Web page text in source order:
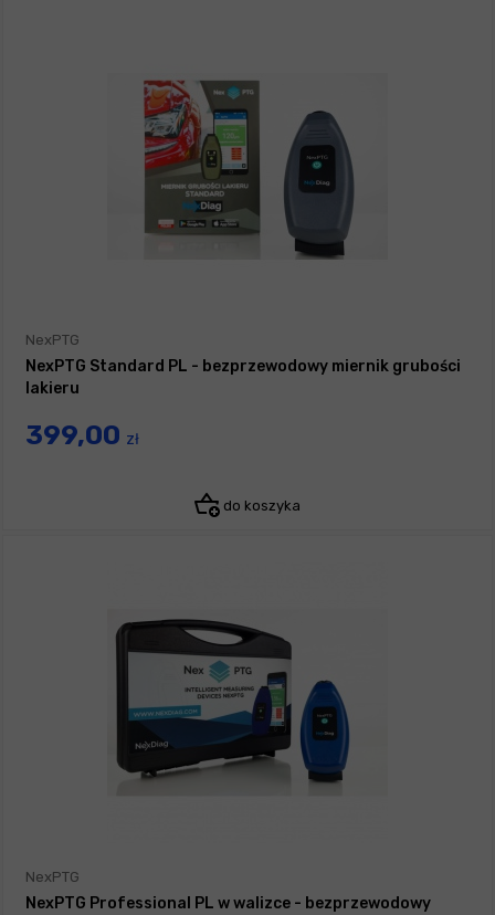
NexPTG
NexPTG Standard PL - bezprzewodowy miernik grubości
lakieru
399,00 zł
do koszyka
NexPTG
NexPTG Professional PL w walizce - bezprzewodowy